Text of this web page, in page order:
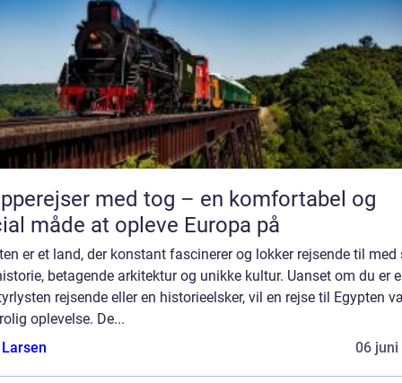
med tog – en komfortabel og
måde at opleve Europa på
er et land, der konstant fascinerer og lokker rejsende til med
betagende arkitektur og unikke kultur. Uanset om du er
rejsende eller en historieelsker, vil en rejse til Egypten
oplevelse. De...
06 juni